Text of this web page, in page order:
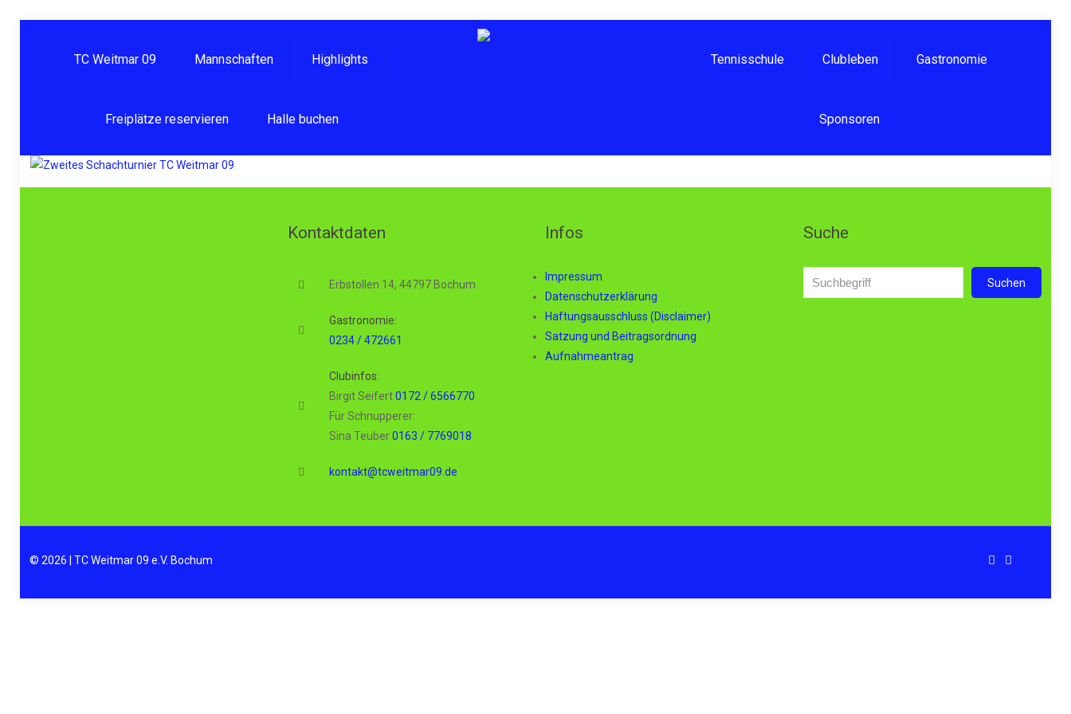
TC Weitmar 09 Mannschaften Highlights
Freiplätze reservieren Halle buchen
Tennisschule Clubleben Gastronomie
Sponsoren
Kontaktdaten
Erbstollen 14, 44797 Bochum
Gastronomie:
0234 / 472661
Clubinfos:
Birgit Seifert0172 / 6566770
Für Schnupperer:
Sina Teuber0163 / 7769018
kontakt@tcweitmar09.de
Infos
Impressum
Datenschutzerklärung
Haftungsausschluss (Disclaimer)
Satzung und Beitragsordnung
Aufnahmeantrag
Suche
Suchen Suchen
© 2026 | TC Weitmar 09 e.V. Bochum